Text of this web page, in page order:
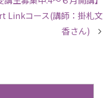
Linkコース(講師：掛札文
香さん)